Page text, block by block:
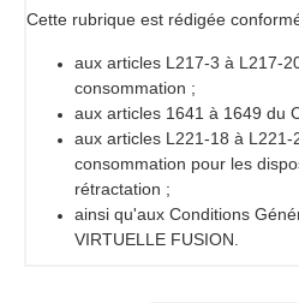
Cette rubrique est rédigée
aux articles L217-3 à L217-
consommation ;
aux articles 1641 à 1649 du
aux articles L221-18 à L221-
consommation pour les
rétractation ;
ainsi qu'aux Conditions
VIRTUELLE FUSION.